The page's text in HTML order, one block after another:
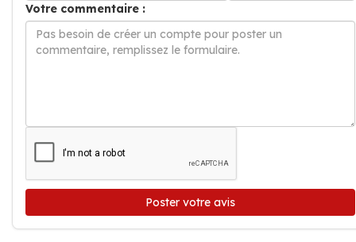
Votre commentaire :
Poster votre avis